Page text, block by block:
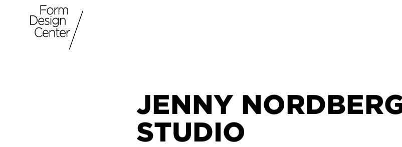
JENNY
STUDIO